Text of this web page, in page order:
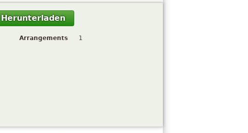
Herunterladen
Arrangements 1